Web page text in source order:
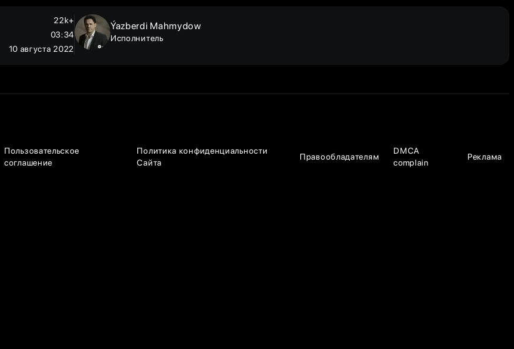
22k+
03:34
10 августа 2022
Ýazberdi Mahmydow
Исполнитель
Пользовательское
соглашение
Политика конфиденциальности
Сайта
Правообладателям
DMCA
complain
Реклама